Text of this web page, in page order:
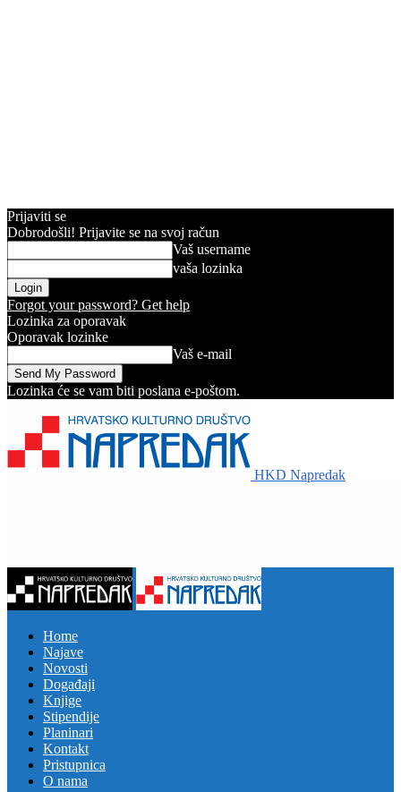
Prijaviti se
Dobrodošli! Prijavite se na svoj račun
Vaš username
vaša lozinka
Forgot your password? Get help
Lozinka za oporavak
Oporavak lozinke
Vaš e-mail
Lozinka će se vam biti poslana e-poštom.
HKD Napredak
Home
Najave
Novosti
Događaji
Knjige
Stipendije
Planinari
Kontakt
Pristupnica
O nama